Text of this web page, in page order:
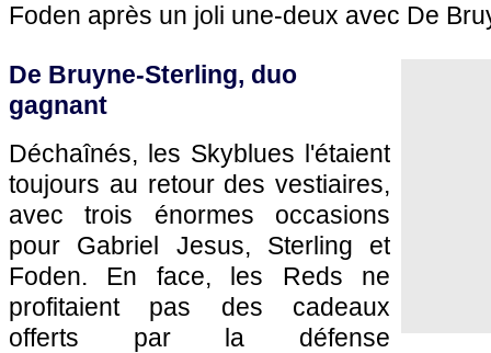
Foden après un joli une-deux avec De
De Bruyne-Sterling, duo
gagnant
Déchaînés, les Skyblues l'étaient
toujours au retour des vestiaires,
avec trois énormes occasions
pour Gabriel Jesus, Sterling et
Foden. En face, les Reds ne
profitaient pas des cadeaux
offerts par la défense